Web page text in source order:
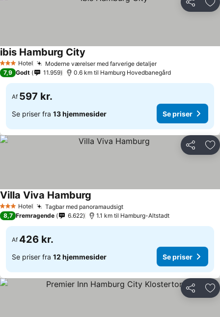
Del
3 StjernerHotel Moderne værelser med farverige detaljer
ibis Hamburg City
7,9 Godt 11.959 0.6 km til Hamburg Hovedbanegård
Af 597 kr.
Se priser fra 13 hjemmesider Se priser
Del
3 StjernerHotel Tagbar med panoramaudsigt
Villa Viva Hamburg
8,7 Fremragende 6.622 1.1 km til Hamburg-Altstadt
Af 426 kr.
Se priser fra 12 hjemmesider Se priser
Del